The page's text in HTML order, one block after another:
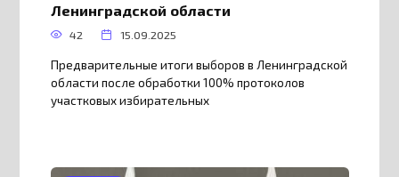
Ленинградской области
42 15.09.2025
Предварительные итоги выборов в Ленинградской
области после обработки 100% протоколов
участковых избирательных